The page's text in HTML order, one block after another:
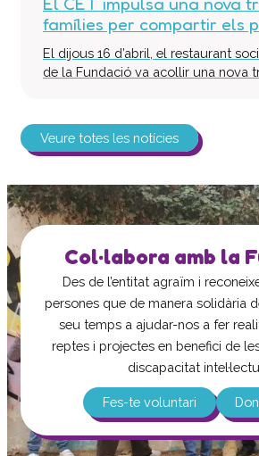
famílies per compartir els
El dijous 16 d’abril, el restaurant
de la Fundació va acollir una nova
Veure totes les notícies
Col·labora amb la
Des de l’entitat agraïm i
persones que de manera solidària
seu temps a ajudar-nos a fer
reptes i projectes en benefici de
discapacitat
Fes-te voluntari